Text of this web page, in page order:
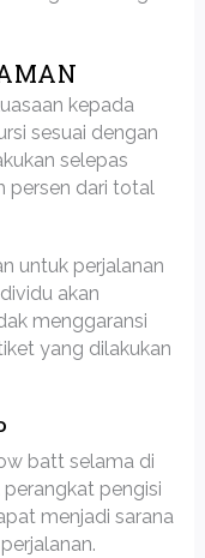
kepada
sesuai dengan
selepas
persen dari total
untuk perjalanan
akan
menggaransi
yang dilakukan
batt selama di
pengisi
menjadi sarana